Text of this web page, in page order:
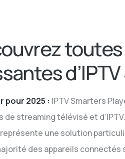
pour 2025 : IPTV Smarters
de streaming télévisé et
une solution
des appareils